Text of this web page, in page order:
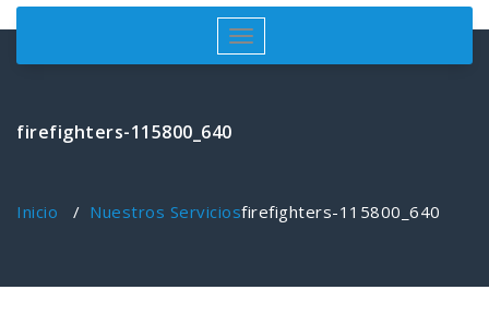
Cambiar
navegación
firefighters-115800_640
Inicio / Nuestros Serviciosfirefighters-115800_640